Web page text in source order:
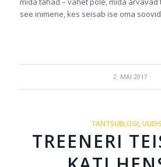
see inimene, kes seisab ise oma
2. MAI 2017
TANTSUBLOGI,
TREENERI